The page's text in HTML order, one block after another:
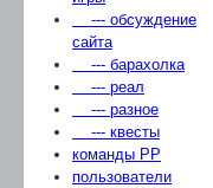
--- обсуждение
сайта
--- барахолка
--- реал
--- разное
--- квесты
команды РР
пользователи